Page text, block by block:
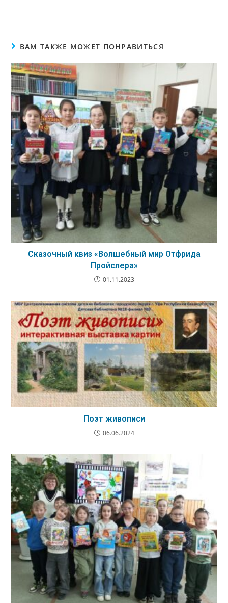
ВАМ ТАКЖЕ МОЖЕТ ПОНРАВИТЬСЯ
Сказочный квиз «Волшебный мир Отфрида
Пройслера»
01.11.2023
Поэт живописи
06.06.2024